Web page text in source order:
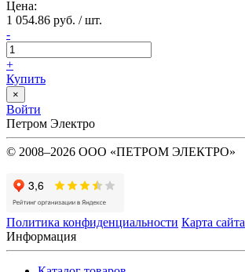
Цена:
1 054.86 руб. / шт.
-
+
Купить
×
Войти
Петром Электро
© 2008–2026 ООО «ПЕТРОМ ЭЛЕКТРО»
Политика конфиденциальности Карта сайта
Информация